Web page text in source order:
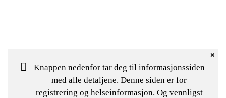
Knappen nedenfor tar deg til informasjonssiden
med alle detaljene. Denne siden er for
registrering og helseinformasjon. Og vennligst
×